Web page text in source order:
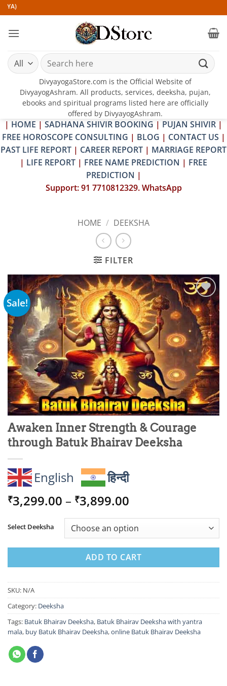
Skip
to
content
Search
for:
DivyayogaStore.com is the Official Website of
DivyayogAshram. All products, services, deeksha, pujan,
ebooks and spiritual programs listed here are officially
offered by DivyayogAshram.
| HOME | SADHANA SHIVIR BOOKING | PUJAN SHIVIR |
FREE HOROSCOPE CONSULTING | BLOG | CONTACT US |
PAST LIFE REPORT | CAREER REPORT | MARRIAGE REPORT
| LIFE REPORT | FREE NAME PREDICTION | FREE
PREDICTION |
Support: 91 7710812329. WhatsApp
HOME / DEEKSHA
FILTER
Sale!
Add to
wishlist
Awaken Inner Strength & Courage
through Batuk Bhairav Deeksha
English हिन्दी
₹3,299.00 – ₹3,899.00
₹3,299.00
through
₹3,899.00
Select Deeksha
ADD TO CART
SKU: N/A
Category: Deeksha
Tags: Batuk Bhairav Deeksha, Batuk Bhairav Deeksha with yantra
mala, buy Batuk Bhairav Deeksha,online Batuk Bhairav Deeksha